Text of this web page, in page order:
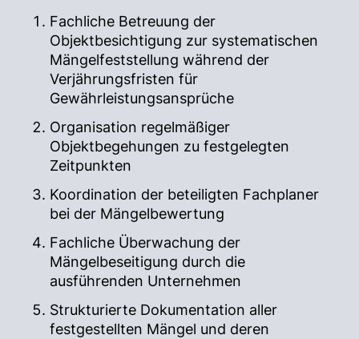
Fachliche Betreuung der
Objektbesichtigung zur systematischen
Mängelfeststellung während der
Verjährungsfristen für
Gewährleistungsansprüche
Organisation regelmäßiger
Objektbegehungen zu festgelegten
Zeitpunkten
Koordination der beteiligten Fachplaner
bei der Mängelbewertung
Fachliche Überwachung der
Mängelbeseitigung durch die
ausführenden Unternehmen
Strukturierte Dokumentation aller
festgestellten Mängel und deren